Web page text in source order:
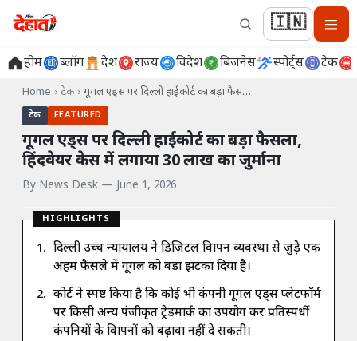
🇮🇳
होम ब्लॉग देश राज्य विदेश बिजनेस स्पोर्ट्स टेक
Home › टेक › गूगल एड्स पर दिल्ली हाईकोर्ट का बड़ा फैस…
टेक FEATURED
गूगल एड्स पर दिल्ली हाईकोर्ट का बड़ा फैसला,
हिंदवेयर केस में लगाया 30 लाख का जुर्माना
By News Desk — June 1, 2026
HIGHLIGHTS
दिल्ली उच्च न्यायालय ने डिजिटल विज्ञापन व्यवस्था से जुड़े एक
अहम फैसले में गूगल को बड़ा झटका दिया है।
कोर्ट ने स्पष्ट किया है कि कोई भी कंपनी गूगल एड्स प्लेटफॉर्म
पर किसी अन्य पंजीकृत ट्रेडमार्क का उपयोग कर प्रतिस्पर्धी
कंपनियों के विज्ञापनों को बढ़ावा नहीं दे सकती।